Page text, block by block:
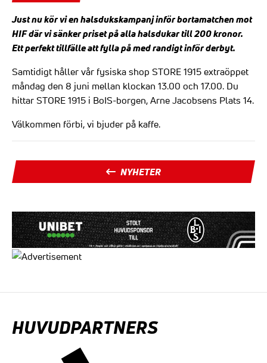
Just nu kör vi en halsdukskampanj inför bortamatchen mot
HIF där vi sänker priset på alla halsdukar till 200 kronor.
Ett perfekt tillfälle att fylla på med randigt inför derbyt.
Samtidigt håller vår fysiska shop STORE 1915 extraöppet
måndag den 8 juni mellan klockan 13.00 och 17.00. Du
hittar STORE 1915 i BoIS-borgen, Arne Jacobsens Plats 14.
Välkommen förbi, vi bjuder på kaffe.
NYHETER
HUVUDPARTNERS